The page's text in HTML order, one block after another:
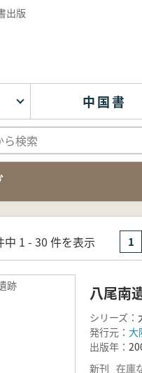
出版
中国書
中 1 - 30 件を表示 1
跡 八尾南
シリーズ：
発行元： 大
出版年：
新刊 在庫